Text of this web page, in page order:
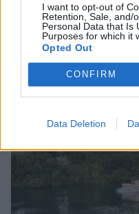
I want to opt-out of
Retention, Sale, and/
Personal Data that Is
Purposes for which it
Opted Out
CONFIRM
Data Deletion
Φωτιά τώρα στο
Επιχειρούν 2
06/08/2026 14:44